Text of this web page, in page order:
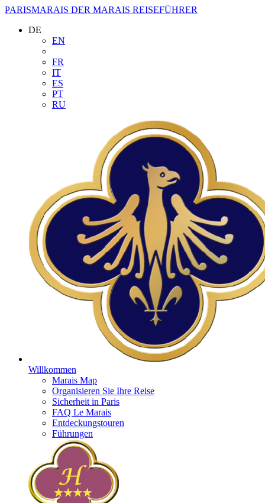
PARISMARAIS DER MARAIS REISEFÜHRER
DE
EN
FR
IT
ES
PT
RU
Willkommen
Marais Map
Organisieren Sie Ihre Reise
Sicherheit in Paris
FAQ Le Marais
Entdeckungstouren
Führungen